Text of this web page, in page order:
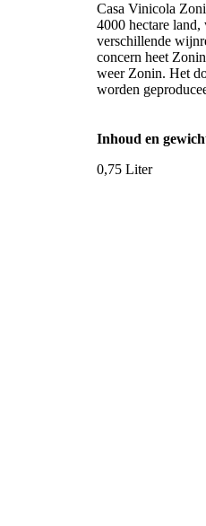
Casa Vinicola
4000 hectare
verschillende
concern heet
weer Zonin. Het
worden
Inhoud en
0,75 Liter